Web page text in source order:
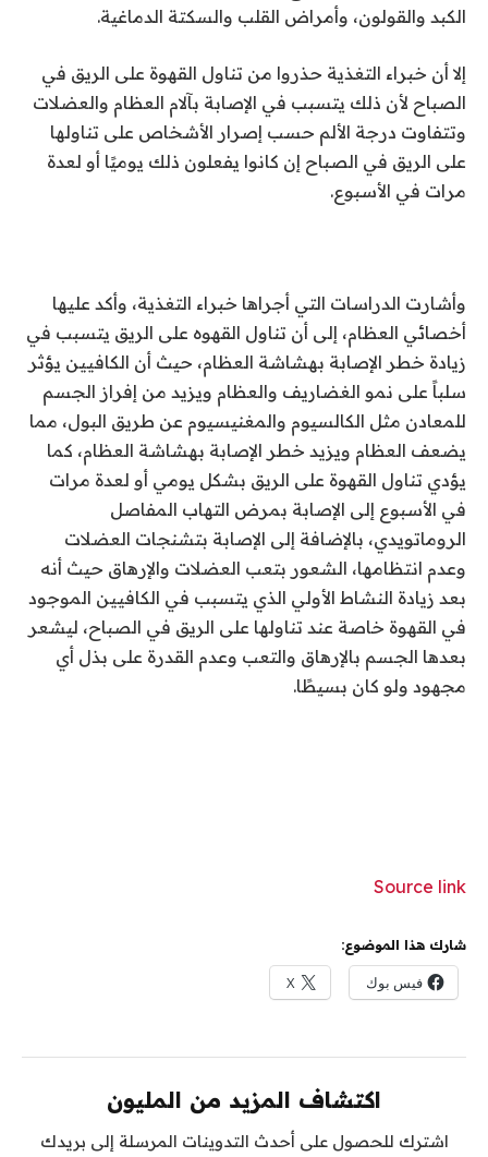
الكبد والقولون، وأمراض القلب والسكتة الدماغية.
إلا أن خبراء التغذية حذروا من تناول القهوة على الريق في
الصباح لأن ذلك يتسبب في الإصابة بآلام العظام والعضلات
وتتفاوت درجة الألم حسب إصرار الأشخاص على تناولها
على الريق في الصباح إن كانوا يفعلون ذلك يوميًا أو لعدة
مرات في الأسبوع.
وأشارت الدراسات التي أجراها خبراء التغذية، وأكد عليها
أخصائي العظام، إلى أن تناول القهوه على الريق يتسبب في
زيادة خطر الإصابة بهشاشة العظام، حيث أن الكافيين يؤثر
سلباً على نمو الغضاريف والعظام ويزيد من إفراز الجسم
للمعادن مثل الكالسيوم والمغنيسيوم عن طريق البول، مما
يضعف العظام ويزيد خطر الإصابة بهشاشة العظام، كما
يؤدي تناول القهوة على الريق بشكل يومي أو لعدة مرات
في الأسبوع إلى الإصابة بمرض التهاب المفاصل
الروماتويدي، بالإضافة إلى الإصابة بتشنجات العضلات
وعدم انتظامها، الشعور بتعب العضلات والإرهاق حيث أنه
بعد زيادة النشاط الأولي الذي يتسبب في الكافيين الموجود
في القهوة خاصة عند تناولها على الريق في الصباح، ليشعر
بعدها الجسم بالإرهاق والتعب وعدم القدرة على بذل أي
مجهود ولو كان بسيطًا.
Source link
شارك هذا الموضوع:
فيس بوك X
اكتشاف المزيد من المليون
اشترك للحصول على أحدث التدوينات المرسلة إلى بريدك